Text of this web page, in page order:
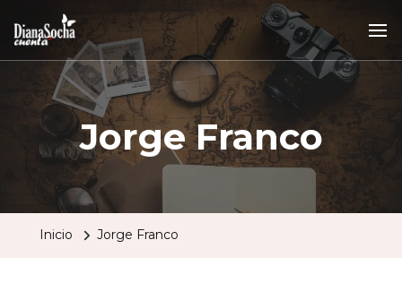
Jorge Franco
Inicio Jorge Franco